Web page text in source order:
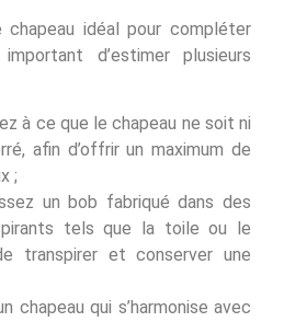
chapeau idéal pour compléter
d’estimer plusieurs
à ce que le chapeau ne soit ni
afin d’offrir un maximum de
;
un bob fabriqué dans des
tels que la toile ou le
transpirer et conserver une
chapeau qui s’harmonise avec